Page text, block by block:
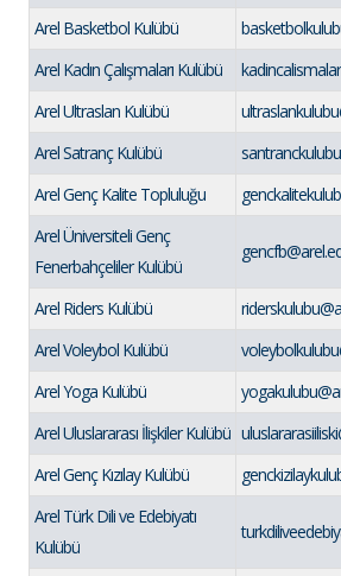
Arel Basketbol Kulübü
Arel Kadın Çalışmaları Kulübü
Arel Ultraslan Kulübü
Arel Satranç Kulübü
Arel Genç Kalite Topluluğu
Arel Üniversiteli Genç
Fenerbahçeliler Kulübü
Arel Riders Kulübü
Arel Voleybol Kulübü
Arel Yoga Kulübü
Arel Uluslararası İlişkiler Kulübü
Arel Genç Kızılay Kulübü
Arel Türk Dili ve Edebiyatı
Kulübü